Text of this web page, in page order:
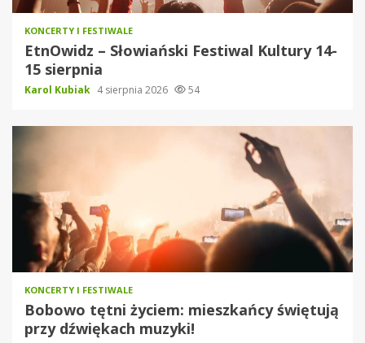
KONCERTY I FESTIWALE
EtnOwidz – Słowiański Festiwal Kultury 14-
15 sierpnia
Karol Kubiak 4 sierpnia 2026 54
KONCERTY I FESTIWALE
Bobowo tętni życiem: mieszkańcy świętują
przy dźwiękach muzyki!